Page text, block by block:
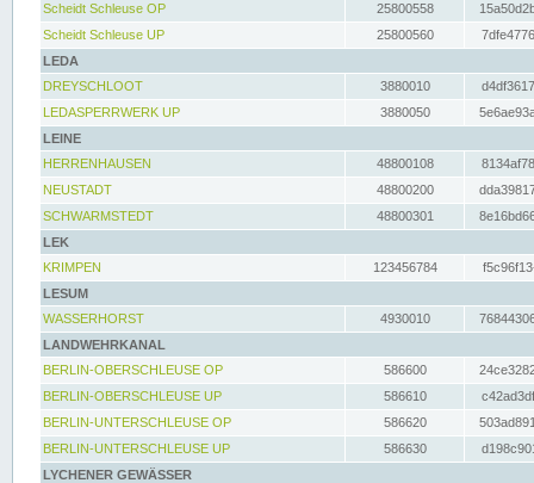
Scheidt Schleuse OP
25800558
Scheidt Schleuse UP
25800560
LEDA
DREYSCHLOOT
3880010
LEDASPERRWERK UP
3880050
LEINE
HERRENHAUSEN
48800108
NEUSTADT
48800200
SCHWARMSTEDT
48800301
LEK
KRIMPEN
123456784
LESUM
WASSERHORST
4930010
LANDWEHRKANAL
BERLIN-OBERSCHLEUSE OP
586600
BERLIN-OBERSCHLEUSE UP
586610
BERLIN-UNTERSCHLEUSE OP
586620
BERLIN-UNTERSCHLEUSE UP
586630
LYCHENER GEWÄSSER